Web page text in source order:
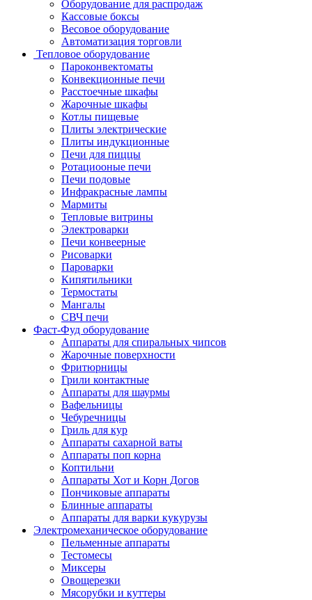
Оборудование для распродаж
Кассовые боксы
Весовое оборудование
Автоматизация торговли
Тепловое оборудование
Пароконвектоматы
Конвекционные печи
Расстоечные шкафы
Жарочные шкафы
Котлы пищевые
Плиты электрические
Плиты индукционные
Печи для пиццы
Ротациооные печи
Печи подовые
Инфракрасные лампы
Мармиты
Тепловые витрины
Электроварки
Печи конвеерные
Рисоварки
Пароварки
Кипятильники
Термостаты
Мангалы
СВЧ печи
Фаст-Фуд оборудование
Аппараты для спиральных чипсов
Жарочные поверхности
Фритюрницы
Грили контактные
Аппараты для шаурмы
Вафельницы
Чебуречницы
Гриль для кур
Аппараты сахарной ваты
Аппараты поп корна
Коптильни
Аппараты Хот и Корн Догов
Пончиковые аппараты
Блинные аппараты
Аппараты для варки кукурузы
Электромеханическое оборудование
Пельменные аппараты
Тестомесы
Миксеры
Овощерезки
Мясорубки и куттеры